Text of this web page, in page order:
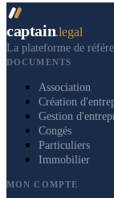
captain.legal
La plateforme de
DOCUMENTS
Association
Création
Gestion
Congés
Particuliers
Immobilier
MON COMPTE